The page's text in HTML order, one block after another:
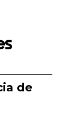
de